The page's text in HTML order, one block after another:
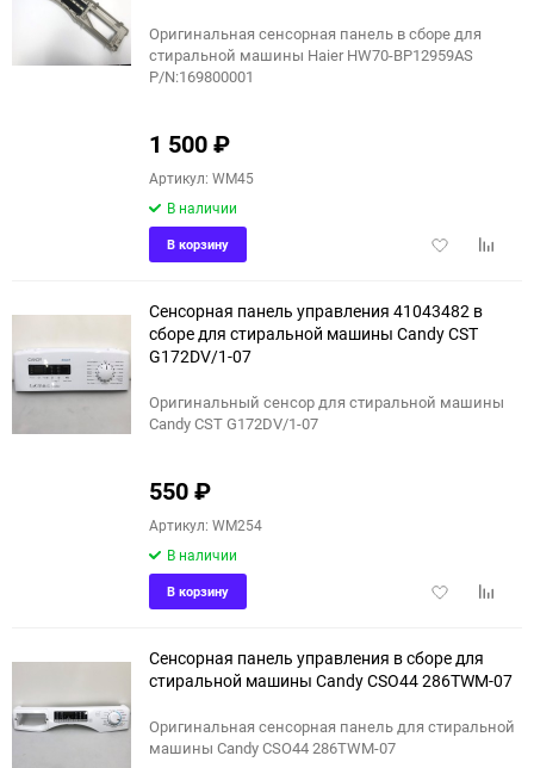
Оригинальная сенсорная панель в сборе для
стиральной машины Haier HW70-BP12959AS
P/N:169800001
1 500₽
Артикул: WM45
В наличии
Добавить
В корзину
Сенсорная панель управления 41043482 в
сборе для стиральной машины Candy CST
G172DV/1-07
Оригинальный сенсор для стиральной машины
Candy CST G172DV/1-07
550₽
Артикул: WM254
В наличии
Добавить
В корзину
Сенсорная панель управления в сборе для
стиральной машины Candy CSO44 286TWM-07
Оригинальная сенсорная панель для стиральной
машины Candy CSO44 286TWM-07